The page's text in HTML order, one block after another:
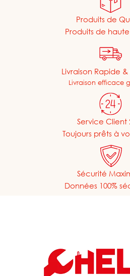
Produits de
Produits de
Livraison Rapide
Livraison efficace
Service Client
Toujours prêts à
Sécurité
Données 100%